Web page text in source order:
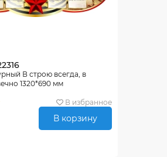
В строю всегда, в
1320*690 мм
В избранное
В корзину